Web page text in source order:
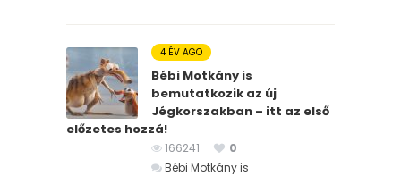
4 ÉV AGO
Bébi Motkány is
bemutatkozik az új
Jégkorszakban – itt az első
előzetes hozzá!
166241
0
Bébi Motkány is